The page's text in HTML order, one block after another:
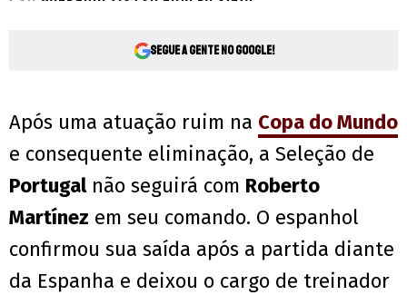
Segue a gente no Google!
Após uma atuação ruim na Copa do Mundo
e consequente eliminação, a Seleção de
Portugalnão seguirá com Roberto
Martínez em seu comando. O espanhol
confirmou sua saída após a partida diante
da Espanha e deixou o cargo de treinador